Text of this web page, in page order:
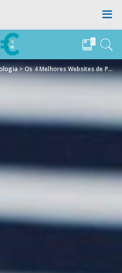
0
>Os 4 Melhores Websites de Poupanças